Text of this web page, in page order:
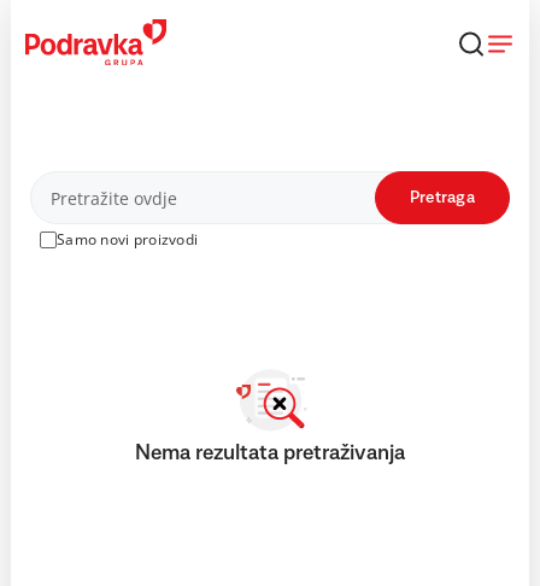
content
Proizvodi
Samo novi proizvodi
Pretraga
Nema rezultata pretraživanja